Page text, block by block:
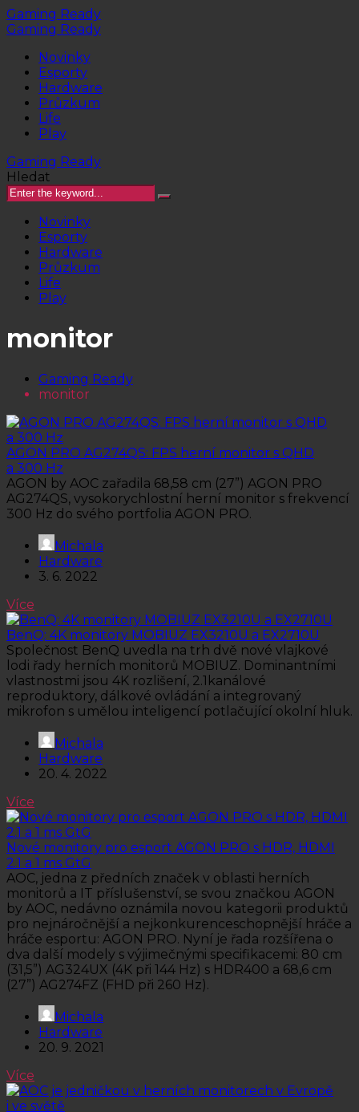
Gaming Ready
Gaming Ready
Novinky
Esporty
Hardware
Průzkum
Life
Play
Gaming Ready
Hledat
Novinky
Esporty
Hardware
Průzkum
Life
Play
monitor
Gaming Ready
monitor
AGON PRO AG274QS: FPS herní monitor s QHD
a 300 Hz
AGON by AOC zařadila 68,58 cm (27”) AGON PRO
AG274QS, vysokorychlostní herní monitor s frekvencí
300 Hz do svého portfolia AGON PRO.
Michala
Hardware
3. 6. 2022
Více
BenQ: 4K monitory MOBIUZ EX3210U a EX2710U
Společnost BenQ uvedla na trh dvě nové vlajkové
lodi řady herních monitorů MOBIUZ. Dominantními
vlastnostmi jsou 4K rozlišení, 2.1kanálové
reproduktory, dálkové ovládání a integrovaný
mikrofon s umělou inteligencí potlačující okolní hluk.
Michala
Hardware
20. 4. 2022
Více
Nové monitory pro esport AGON PRO s HDR, HDMI
2.1 a 1 ms GtG
AOC, jedna z předních značek v oblasti herních
monitorů a IT příslušenství, se svou značkou AGON
by AOC, nedávno oznámila novou kategorii produktů
pro nejnáročnější a nejkonkurenceschopnější hráče a
hráče esportu: AGON PRO. Nyní je řada rozšířena o
dva další modely s výjimečnými specifikacemi: 80 cm
(31,5”) AG324UX (4K při 144 Hz) s HDR400 a 68,6 cm
(27”) AG274FZ (FHD při 260 Hz).
Michala
Hardware
20. 9. 2021
Více